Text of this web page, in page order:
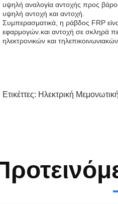
υψηλή αναλογία αντοχής προς
υψηλή αντοχή και αντοχή.
Συμπερασματικά, η ράβδος FRP
εφαρμογών.και αντοχή σε σκληρά
ηλεκτρονικών και
Ετικέττες: Ηλεκτρική